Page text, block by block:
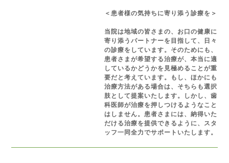
＜患者様の気持ちに寄り添う診療を＞
当院は地域の皆さまの、お口の健康に
寄り添うパートナーを目指して、日々
の診療をしています。そのためにも、
患者さまが希望する治療が、本当に適
しているかどうかを見極めることが重
要だと考えています。もし、ほかにも
治療方法がある場合は、そちらも選択
肢として提案いたします。しかし、歯
科医師が治療を押しつけるようなこと
はしません。患者さまには、納得いた
だける治療を提供できるように、スタ
ッフ一同全力でサポートいたします。